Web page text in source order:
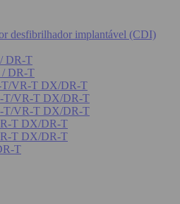
desfibrilhador implantável (CDI)
DR-T
/ DR-T
T/VR-T DX/DR-T
T/VR-T DX/DR-T
T/VR-T DX/DR-T
T DX/DR-T
T DX/DR-T
T